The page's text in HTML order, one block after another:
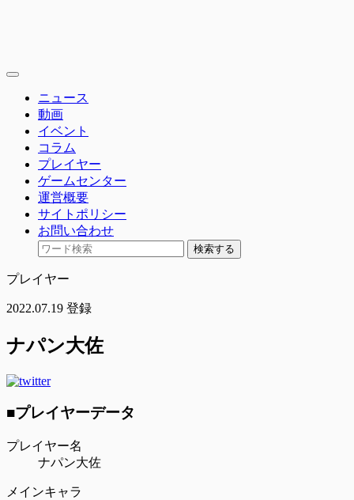
toggle
ニュース
動画
イベント
コラム
プレイヤー
ゲームセンター
運営概要
サイトポリシー
お問い合わせ
検索する
プレイヤー
2022.07.19 登録
ナパン大佐
■プレイヤーデータ
プレイヤー名
ナパン大佐
メインキャラ